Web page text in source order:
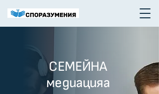
СЕМЕЙНА
медиацияа